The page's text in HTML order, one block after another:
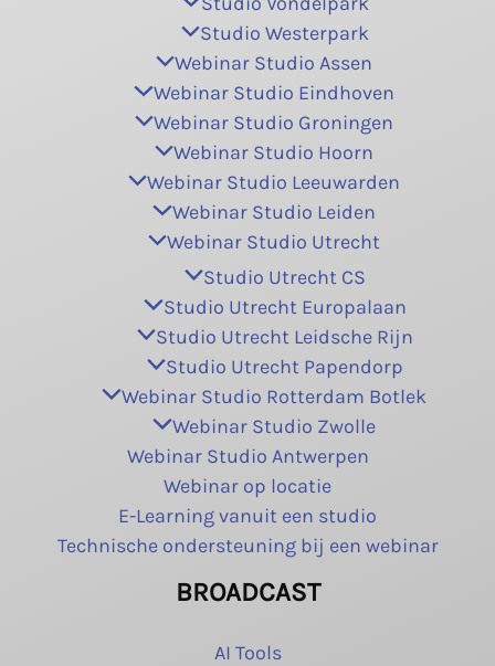
Studio Westerpark
Webinar Studio Assen
Webinar Studio Eindhoven
Webinar Studio Groningen
Webinar Studio Hoorn
Webinar Studio Leeuwarden
Webinar Studio Leiden
Webinar Studio Utrecht
Studio Utrecht CS
Studio Utrecht Europalaan
Studio Utrecht Leidsche Rijn
Studio Utrecht Papendorp
Webinar Studio Rotterdam Botlek
Webinar Studio Zwolle
Webinar Studio Antwerpen
Webinar op locatie
E-Learning vanuit een studio
Technische ondersteuning bij een webinar
BROADCAST
AI Tools